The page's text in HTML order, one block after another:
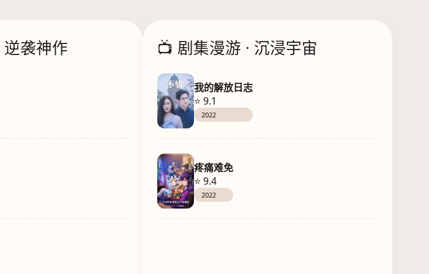
逆袭神作 📺 剧集漫游 · 沉浸宇宙
我的解放日志
⭐ 9.1
2022
疼痛难免
⭐ 9.4
2022